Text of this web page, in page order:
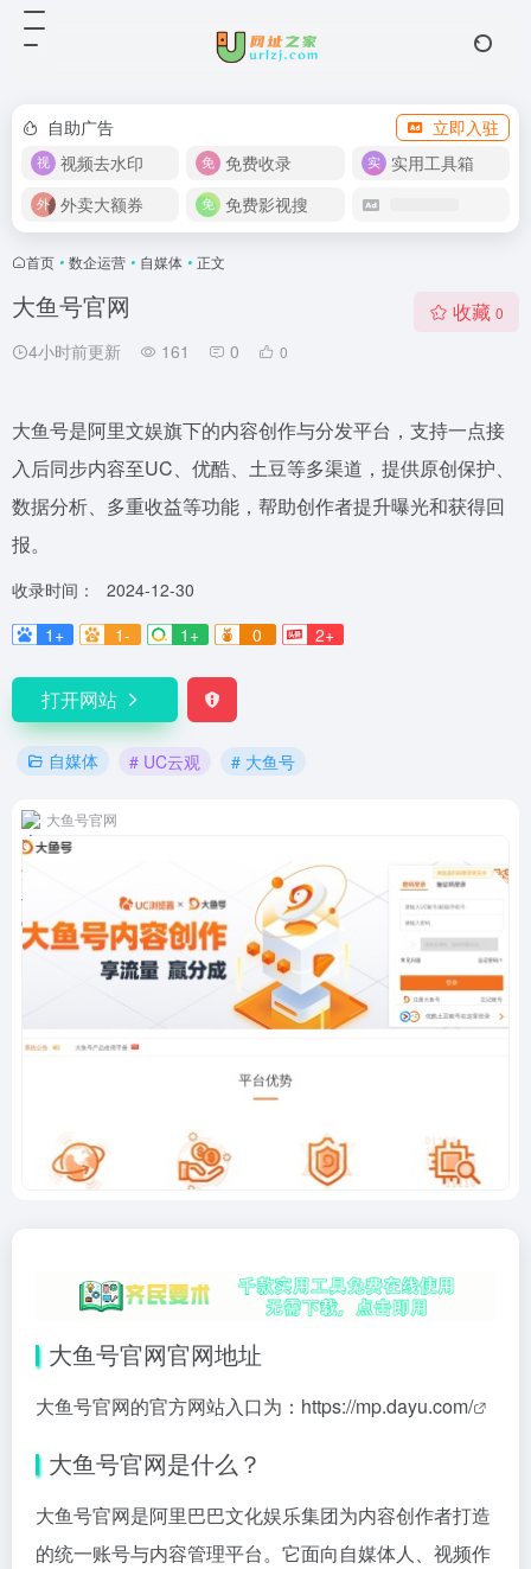
自助广告
立即入驻
视频去水印
免费收录
实用工具箱
外卖大额券
免费影视搜
首页 • 数企运营 • 自媒体 • 正文
大鱼号官网
4小时前更新 161 0 0
收藏 0
大鱼号是阿里文娱旗下的内容创作与分发平台，支持一点接
入后同步内容至UC、优酷、土豆等多渠道，提供原创保护、
数据分析、多重收益等功能，帮助创作者提升曝光和获得回
报。
收录时间：
2024-12-30
1+
1- 1+ 0 2+
打开网站
自媒体 # UC云观 # 大鱼号
大鱼号官网
大鱼号官网官网地址
大鱼号官网的官方网站入口为： https://mp.dayu.com/
大鱼号官网是什么？
大鱼号官网是阿里巴巴文化娱乐集团为内容创作者打造
的统一账号与内容管理平台。它面向自媒体人、视频作